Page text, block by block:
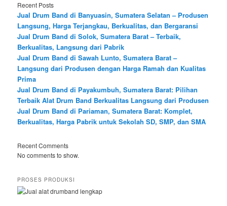
Recent Posts
Jual Drum Band di Banyuasin, Sumatera Selatan – Produsen
Langsung, Harga Terjangkau, Berkualitas, dan Bergaransi
Jual Drum Band di Solok, Sumatera Barat – Terbaik,
Berkualitas, Langsung dari Pabrik
Jual Drum Band di Sawah Lunto, Sumatera Barat –
Langsung dari Produsen dengan Harga Ramah dan Kualitas
Prima
Jual Drum Band di Payakumbuh, Sumatera Barat: Pilihan
Terbaik Alat Drum Band Berkualitas Langsung dari Produsen
Jual Drum Band di Pariaman, Sumatera Barat: Komplet,
Berkualitas, Harga Pabrik untuk Sekolah SD, SMP, dan SMA
Recent Comments
No comments to show.
PROSES PRODUKSI